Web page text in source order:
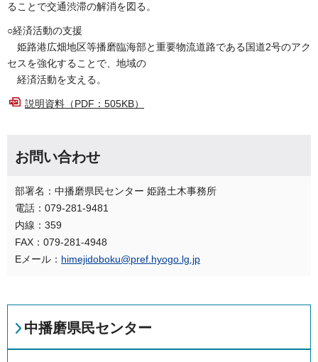
ることで交通渋滞の解消を図る。
○経済活動の支援
姫路港広畑地区等播磨臨海部と重要物流道路である国道2号のアク
セスを強化することで、地域の
経済活動を支える。
説明資料（PDF：505KB）
お問い合わせ
部署名：中播磨県民センター 姫路土木事務所
電話：079-281-9481
内線：359
FAX：079-281-4948
Eメール： himejidoboku@pref.hyogo.lg.jp
中播磨県民センター